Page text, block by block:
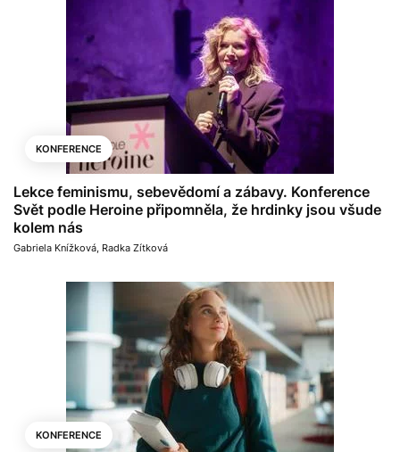
KONFERENCE
Lekce feminismu, sebevědomí a zábavy. Konference
Svět podle Heroine připomněla, že hrdinky jsou všude
kolem nás
Gabriela Knížková, Radka Zítková
KONFERENCE